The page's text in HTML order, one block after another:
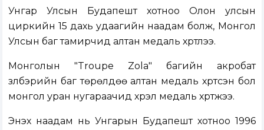
Унгар Улсын Будапешт хотноо Олон улсын
циркийн 15 дахь удаагийн наадам болж, Монгол
Улсын баг тамирчид алтан медаль хүртлээ.
Монголын "Troupe Zola" багийн акробат
үзүүлбэрийн баг төрөлдөө алтан медаль хүртсэн бол
монгол уран нугараачид хүрэл медаль хүртжээ.
Энэхүү наадам нь Унгарын Будапешт хотноо 1996